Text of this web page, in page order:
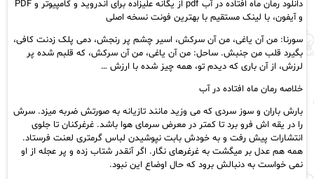
عدد
دانلود رمان ماه افتاده در آب pdf از یگانه علیزاده برای اندروید و کامپیوتر و PDF
و آیفون، با لینک مستقیم با بهترین فونت نسخه اصلی
سورنا: من آن یاغی، من آن سرکش، اسیر چشم پر رنجش، دمی پلک زدنت کافی،
بگیرد قلب من جنبش. ساحل: من آن یاغی، من آن سرکش، که قلبم شده پر
لرزش، از آن باری که دیدم تو، همه چیز شده با ارزش …
خلاصه رمان ماه افتاده در آب
بارش باران و سوز سردی که می وزید مانند تازیانه به صورتش ضربه میزد. سرش
را در یقه اش فرو برد تا کمتر در معرض سرمای هوا باشد. غرغرکنان تا جلوی
انتشارات پیش رفت و به خودش بابت نپوشیدن لباس گرمتری لعنت فرستاد.
همه هم عدل بر میگشت به غرغرهای نگار. اگر آنقدر شتاب زده و پر عجله از او
نمی خواست به دنبالش برود که حال اوضاع این نبود.